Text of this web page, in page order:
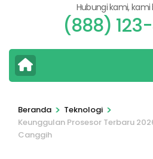
Hubungi kami,
(888)
Beranda > Teknologi >
Keunggulan Prosesor Terbaru
Canggih